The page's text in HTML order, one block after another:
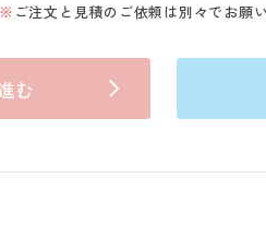
ご注文と見積のご依頼は別々でお願
む